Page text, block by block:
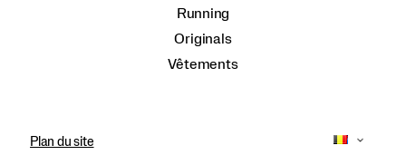
Running
Originals
Vêtements
Plan du site